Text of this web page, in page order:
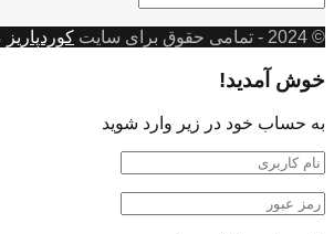
© 2024
- تمامی حقوق برای سایت کوردپاریز
خوش آمدید!
به حساب خود در زیر وارد شوید